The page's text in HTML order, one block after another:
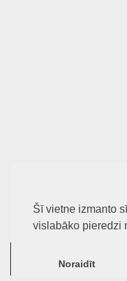
Šī vietne izmanto
vislabāko pieredzi
Noraidīt